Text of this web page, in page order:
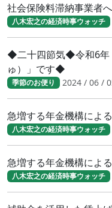
社会保険料滞納事業者
八木宏之の経済時事ウォッチ
◆二十四節気◆令和6年
ゅ）」です◆
季節のお便り 2024 / 06 /
急増する年金機構によ
八木宏之の経済時事ウォッチ
急増する年金機構によ
八木宏之の経済時事ウォッチ